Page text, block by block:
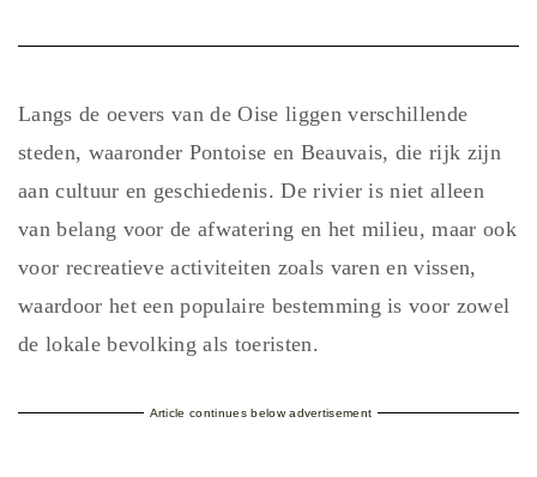
Langs de oevers van de Oise liggen verschillende
steden, waaronder Pontoise en Beauvais, die rijk zijn
aan cultuur en geschiedenis. De rivier is niet alleen
van belang voor de afwatering en het milieu, maar ook
voor recreatieve activiteiten zoals varen en vissen,
waardoor het een populaire bestemming is voor zowel
de lokale bevolking als toeristen.
Article continues below advertisement